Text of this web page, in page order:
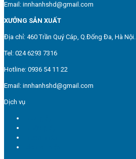
Email: innhanhshd@gmail.com
XƯỞNG SẢN XUẤT
Địa chỉ: 460 Trần Quý Cáp, Q.Đống Đa, Hà Nội.
Tel: 024 6293 7316
Hotline: 0936 54 11 22
Email: innhanhshd@gmail.com
Dịch vụ